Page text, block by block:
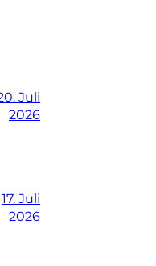
Juli
2026
17. Juli
2026